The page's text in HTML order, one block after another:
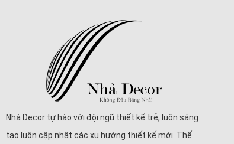
Nhà Decor tự hào với đội ngũ thiết kế trẻ, luôn sáng
tạo luôn cập nhật các xu hướng thiết kế mới. Thế